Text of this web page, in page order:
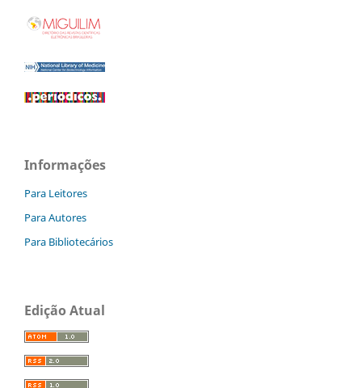
Informações
Para Leitores
Para Autores
Para Bibliotecários
Edição Atual